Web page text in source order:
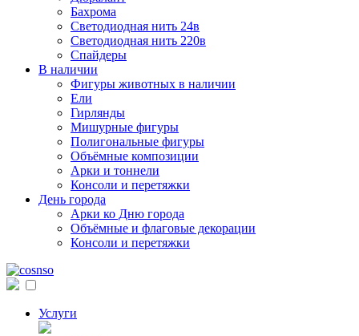
Бахрома
Светодиодная нить 24в
Светодиодная нить 220в
Спайдеры
В наличии
Фигуры животных в наличии
Ели
Гирлянды
Мишурные фигуры
Полигональные фигуры
Объёмные композиции
Арки и тоннели
Консоли и перетяжки
День города
Арки ко Дню города
Объёмные и флаговые декорации
Консоли и перетяжки
Услуги